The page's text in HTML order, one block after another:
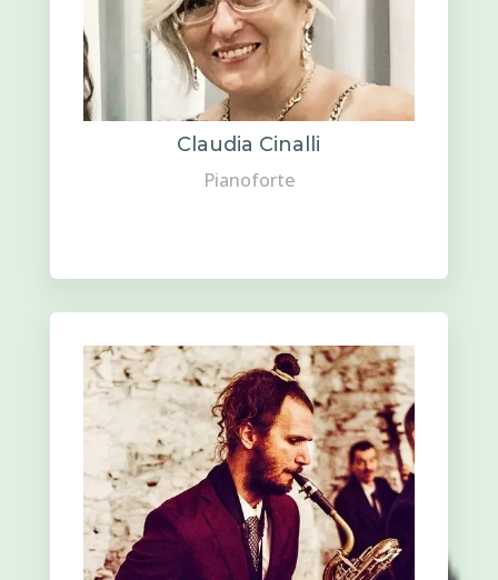
Claudia Cinalli
Pianoforte